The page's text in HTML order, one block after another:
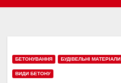
БЕТОНУВАННЯ БУДІВЕЛЬНІ МАТЕРІАЛИ
ВИДИ БЕТОНУ